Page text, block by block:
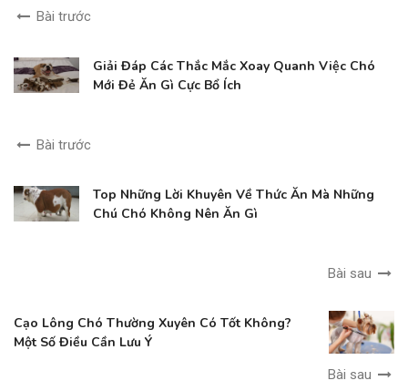
Bài trước
Giải Đáp Các Thắc Mắc Xoay Quanh Việc Chó
Mới Đẻ Ăn Gì Cực Bổ Ích
Bài trước
Top Những Lời Khuyên Về Thức Ăn Mà Những
Chú Chó Không Nên Ăn Gì
Bài sau
Cạo Lông Chó Thường Xuyên Có Tốt Không?
Một Số Điều Cần Lưu Ý
Bài sau